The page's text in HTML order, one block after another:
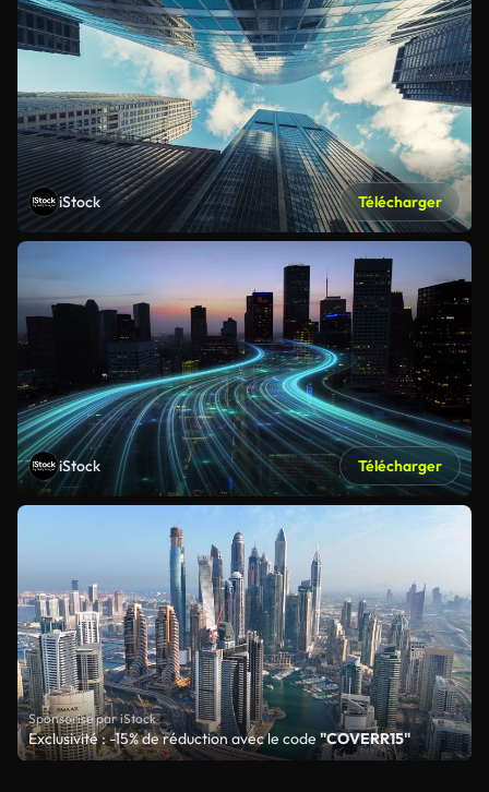
iStock Télécharger
iStock Télécharger
Sponsorisé par iStock
Exclusivité : -15% de réduction avec le code "COVERR15"